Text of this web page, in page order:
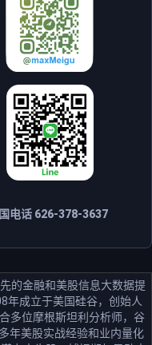
电话 626-378-3637
的金融和美股信息大数据提
年成立于美国硅谷，创始人
多位摩根斯坦利分析师，谷
年美股实战经验和业内量化